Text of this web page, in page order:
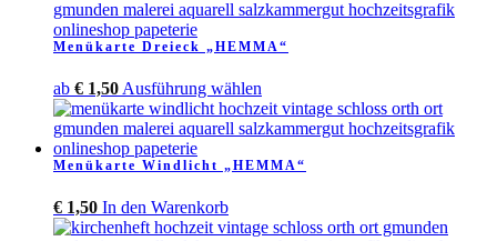
Menükarte Dreieck „HEMMA“
ab € 1,50 Ausführung wählen
Produkt
weist
Varianten
Optionen
Menükarte Windlicht „HEMMA“
€ 1,50 In den Warenkorb